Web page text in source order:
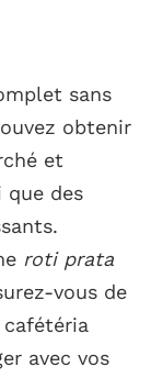
sans
obtenir
et
que des
roti prata
vous de
avec vos